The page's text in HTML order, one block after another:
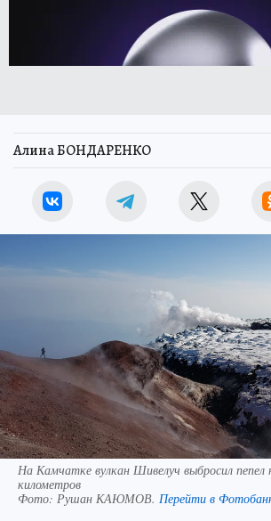
Алина БОНДАРЕНКО
На Камчатке вулкан Шивелуч выбросил пепел
километров
Фото: Рушан КАЮМОВ. Перейти в